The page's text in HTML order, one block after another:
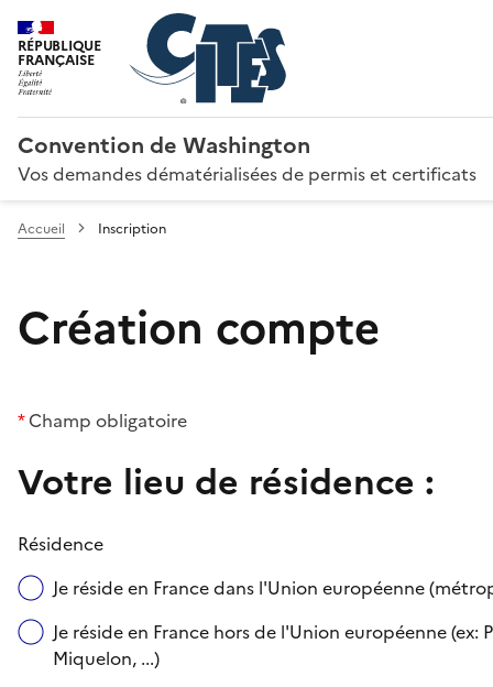
RÉPUBLIQUE
FRANÇAISE
Convention de Washington
Vos demandes dématérialisées de permis et certificats
Accueil Inscription
Création compte
*Champ obligatoire
Votre lieu de résidence :
Résidence
Je réside en France dans l'Union européenne
Je réside en France hors de l'Union européenne
Miquelon, ...)